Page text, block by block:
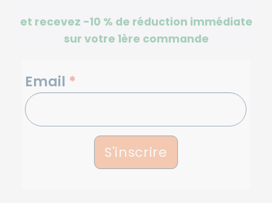
et recevez -10 % de réduction immédiate
sur votre 1ère commande
NEWSLETTERS
Email *
S'inscrire